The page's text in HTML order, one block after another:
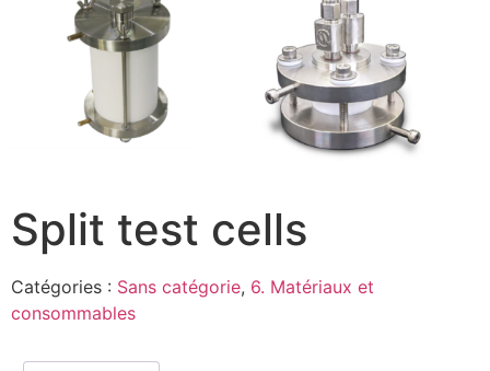
Split test cells
Catégories : Sans catégorie, 6. Matériaux et
consommables